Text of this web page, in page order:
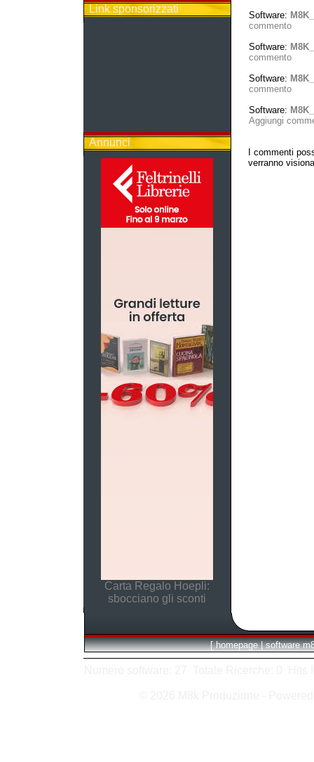
Link sponsorizzati
Annunci
Carta Regalo Hoepli:
sbocciano gli sconti
Software:
commento
Software:
commento
Software:
commento
Software:
Aggiungi
I commenti
verranno
[ homepage | software